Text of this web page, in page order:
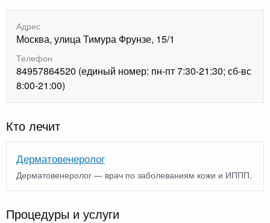
Адрес
Москва, улица Тимура Фрунзе, 15/1
Телефон
84957864520 (единый номер: пн-пт 7:30-21:30; сб-вс
8:00-21:00)
Кто лечит
Дерматовенеролог
Дерматовенеролог — врач по заболеваниям кожи и ИППП.
Процедуры и услуги